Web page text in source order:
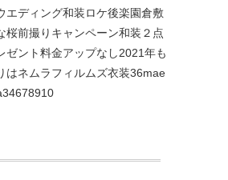
エディング和装ロケ後楽園倉敷
桜前撮りキャンペーン和装２点
ゼント料金アップなし2021年も
はネムラフィルムズ衣装36mae